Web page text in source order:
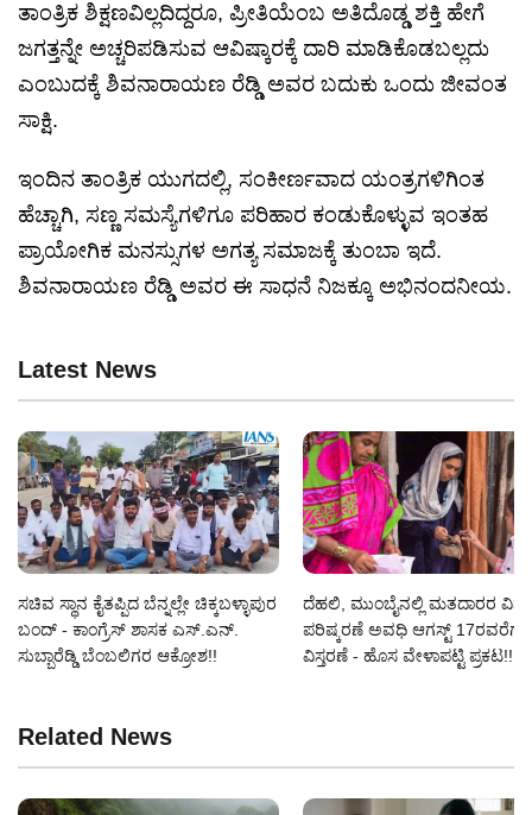
ತಾಂತ್ರಿಕ ಶಿಕ್ಷಣವಿಲ್ಲದಿದ್ದರೂ, ಪ್ರೀತಿಯೆಂಬ ಅತಿದೊಡ್ಡ ಶಕ್ತಿ ಹೇಗೆ
ಜಗತ್ತನ್ನೇ ಅಚ್ಚರಿಪಡಿಸುವ ಆವಿಷ್ಕಾರಕ್ಕೆ ದಾರಿ ಮಾಡಿಕೊಡಬಲ್ಲದು
ಎಂಬುದಕ್ಕೆ ಶಿವನಾರಾಯಣ ರೆಡ್ಡಿ ಅವರ ಬದುಕು ಒಂದು ಜೀವಂತ
ಸಾಕ್ಷಿ.
ಇಂದಿನ ತಾಂತ್ರಿಕ ಯುಗದಲ್ಲಿ, ಸಂಕೀರ್ಣವಾದ ಯಂತ್ರಗಳಿಗಿಂತ
ಹೆಚ್ಚಾಗಿ, ಸಣ್ಣ ಸಮಸ್ಯೆಗಳಿಗೂ ಪರಿಹಾರ ಕಂಡುಕೊಳ್ಳುವ ಇಂತಹ
ಪ್ರಾಯೋಗಿಕ ಮನಸ್ಸುಗಳ ಅಗತ್ಯ ಸಮಾಜಕ್ಕೆ ತುಂಬಾ ಇದೆ.
ಶಿವನಾರಾಯಣ ರೆಡ್ಡಿ ಅವರ ಈ ಸಾಧನೆ ನಿಜಕ್ಕೂ ಅಭಿನಂದನೀಯ.
Latest News
ಸಚಿವ ಸ್ಥಾನ ಕೈತಪ್ಪಿದ ಬೆನ್ನಲ್ಲೇ ಚಿಕ್ಕಬಳ್ಳಾಪುರ
ಬಂದ್ - ಕಾಂಗ್ರೆಸ್ ಶಾಸಕ ಎಸ್‌.ಎನ್‌.
ಸುಬ್ಬಾರೆಡ್ಡಿ ಬೆಂಬಲಿಗರ ಆಕ್ರೋಶ!!
ದೆಹಲಿ, ಮುಂಬೈನಲ್ಲಿ ಮತದಾರರ
ಪರಿಷ್ಕರಣೆ ಅವಧಿ ಆಗಸ್ಟ್ 17ರವರೆಗೆ
ವಿಸ್ತರಣೆ - ಹೊಸ ವೇಳಾಪಟ್ಟಿ ಪ್ರಕಟ!!
Related News